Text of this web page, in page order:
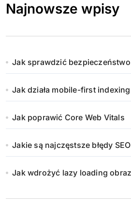
Najnowsze wpisy
Jak sprawdzić
Jak działa mobile-first indexing
Jak poprawić Core Web Vitals
Jakie są najczęstsze błędy
Jak wdrożyć lazy loading